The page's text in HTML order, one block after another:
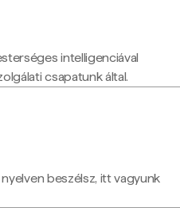
intelligenciával
csapatunk által.
beszélsz, itt vagyunk